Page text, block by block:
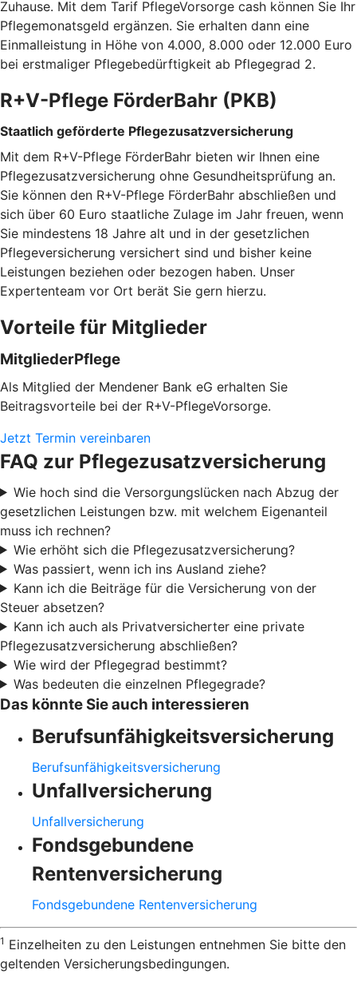
Zuhause. Mit dem Tarif PflegeVorsorge cash können Sie Ihr
Pflegemonatsgeld ergänzen. Sie erhalten dann eine
Einmalleistung in Höhe von 4.000, 8.000 oder 12.000 Euro
bei erstmaliger Pflegebedürftigkeit ab Pflegegrad 2.
R+V-Pflege FörderBahr (PKB)
Staatlich geförderte Pflegezusatzversicherung
Mit dem R+V-Pflege FörderBahr bieten wir Ihnen eine
Pflegezusatzversicherung ohne Gesundheitsprüfung an.
Sie können den R+V-Pflege FörderBahr abschließen und
sich über 60 Euro staatliche Zulage im Jahr freuen, wenn
Sie mindestens 18 Jahre alt und in der gesetzlichen
Pflegeversicherung versichert sind und bisher keine
Leistungen beziehen oder bezogen haben. Unser
Expertenteam vor Ort berät Sie gern hierzu.
Vorteile für Mitglieder
MitgliederPflege
Als Mitglied der Mendener Bank eG erhalten Sie
Beitragsvorteile bei der R+V-PflegeVorsorge.
Jetzt Termin vereinbaren
FAQ zur Pflegezusatzversicherung
Wie hoch sind die Versorgungslücken nach Abzug der
gesetzlichen Leistungen bzw. mit welchem Eigenanteil
muss ich rechnen?
Wie erhöht sich die Pflegezusatzversicherung?
Was passiert, wenn ich ins Ausland ziehe?
Kann ich die Beiträge für die Versicherung von der
Steuer absetzen?
Kann ich auch als Privatversicherter eine private
Pflegezusatzversicherung abschließen?
Wie wird der Pflegegrad bestimmt?
Was bedeuten die einzelnen Pflegegrade?
Das könnte Sie auch interessieren
Berufsunfähigkeitsversicherung
Berufsunfähigkeitsversicherung
Unfallversicherung
Unfallversicherung
Fondsgebundene
Rentenversicherung
Fondsgebundene Rentenversicherung
1 Einzelheiten zu den Leistungen entnehmen Sie bitte den
geltenden Versicherungsbedingungen.